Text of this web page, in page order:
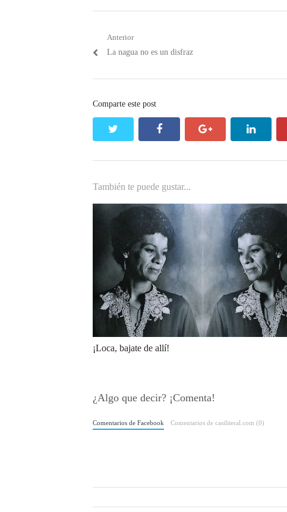
Navegación
entradas
Anterior
Post
La nagua no es un disfraz
Comparte este post
facebook google+ linkedin
También te puede gustar...
¡Loca, bajate de allí!
¿Algo que decir? ¡Comenta!
Comentarios de Facebook Comentarios de casiliteral.com (0)